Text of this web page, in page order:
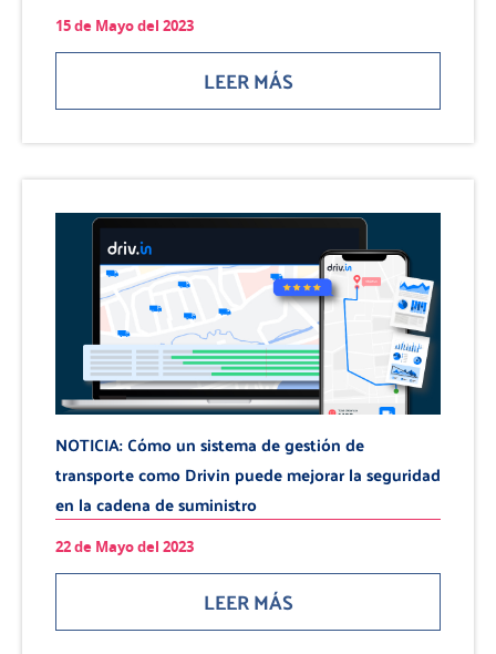
15 de Mayo del 2023
LEER MÁS
NOTICIA: Cómo un sistema de gestión de
transporte como Drivin puede mejorar la seguridad
en la cadena de suministro
22 de Mayo del 2023
LEER MÁS